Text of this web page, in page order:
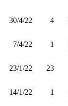
4
30/4/22
1
7/4/22
23
23/1/22
1
14/1/22